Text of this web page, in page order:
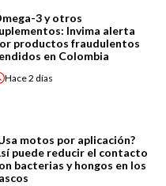
3 y otros
Invima alerta
productos fraudulentos
en Colombia
Hace2 días
motos por aplicación?
puede reducir el contacto
bacterias y hongos en los